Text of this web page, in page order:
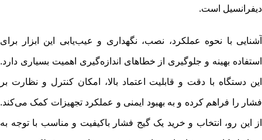
دیفرانسیل است.
آشنایی با نحوه عملکرد، نصب، نگهداری و عیب‌یابی این ابزار برای
استفاده بهینه و جلوگیری از خطاهای اندازه‌گیری اهمیت بسیاری دارد.
این دستگاه با دقت و قابلیت اعتماد بالا، امکان کنترل و نظارت بر
فشار را فراهم کرده و به بهبود ایمنی و عملکرد تجهیزات کمک می‌کند.
از این رو، انتخاب و خرید یک گیج فشار باکیفیت و مناسب با توجه به